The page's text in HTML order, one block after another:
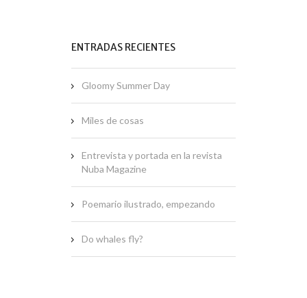
ENTRADAS RECIENTES
Gloomy Summer Day
Miles de cosas
Entrevista y portada en la revista
Nuba Magazine
Poemario ilustrado, empezando
Do whales fly?